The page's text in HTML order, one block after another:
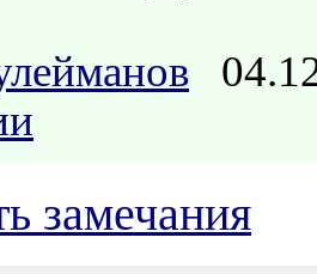
замечания